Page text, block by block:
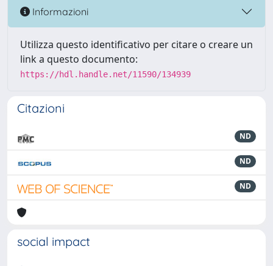
Informazioni
Utilizza questo identificativo per citare o creare un
link a questo documento:
https://hdl.handle.net/11590/134939
Citazioni
ND
ND
ND
social impact